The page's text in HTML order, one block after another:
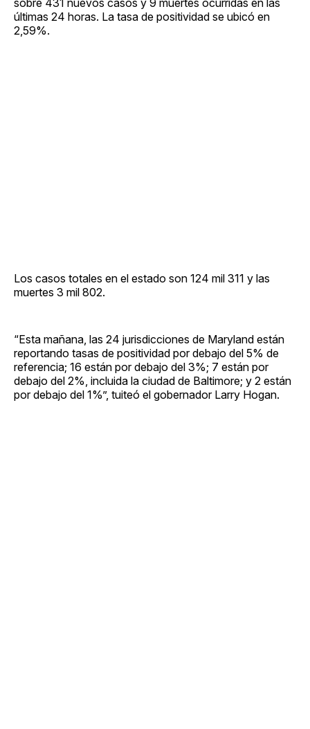
últimas 24 horas. La tasa de positividad se ubicó en
2,59%.
Los casos totales en el estado son 124 mil 311 y las
muertes 3 mil 802.
“Esta mañana, las 24 jurisdicciones de Maryland están
reportando tasas de positividad por debajo del 5% de
referencia; 16 están por debajo del 3%; 7 están por
debajo del 2%, incluida la ciudad de Baltimore; y 2 están
por debajo del 1%”, tuiteó el gobernador Larry Hogan.